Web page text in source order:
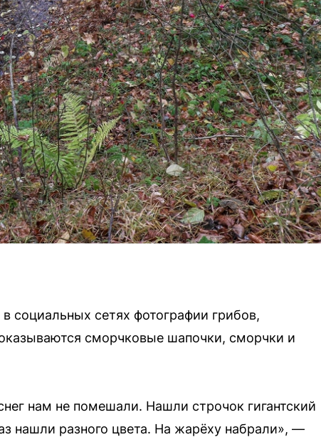
социальных сетях фотографии грибов,
сморчковые шапочки, сморчки и
нам не помешали. Нашли строчок гигантский
нашли разного цвета. На жарёху набрали», —